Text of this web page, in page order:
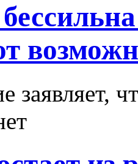
заявляет,